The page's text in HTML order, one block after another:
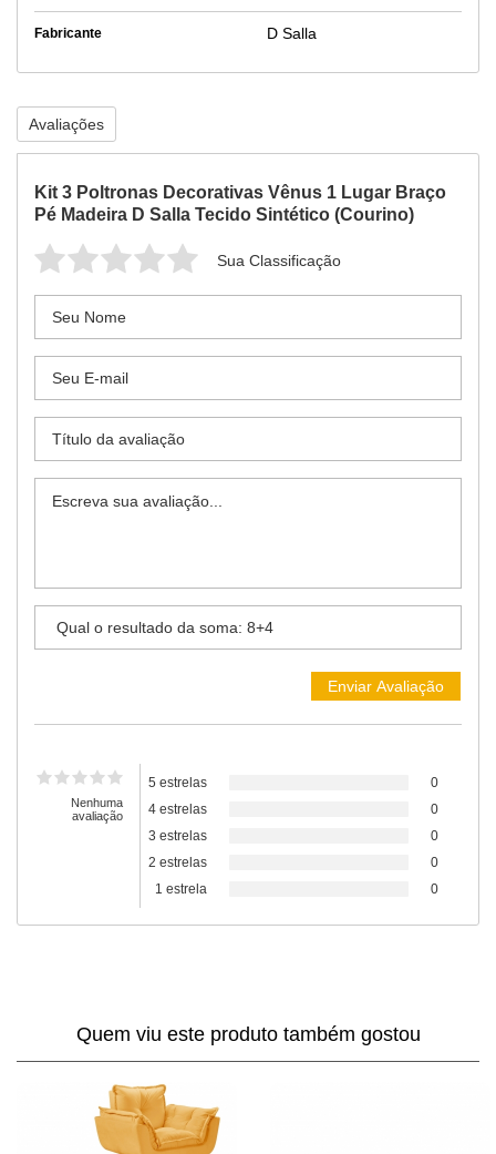
Fabricante D Salla
Avaliações
Kit 3 Poltronas Decorativas Vênus 1 Lugar Braço
Pé Madeira D Salla Tecido Sintético (Courino)
Sua Classificação
Nenhuma
avaliação
5 estrelas
0
4 estrelas
0
3 estrelas
0
2 estrelas
0
1 estrela
0
Quem viu este produto também gostou